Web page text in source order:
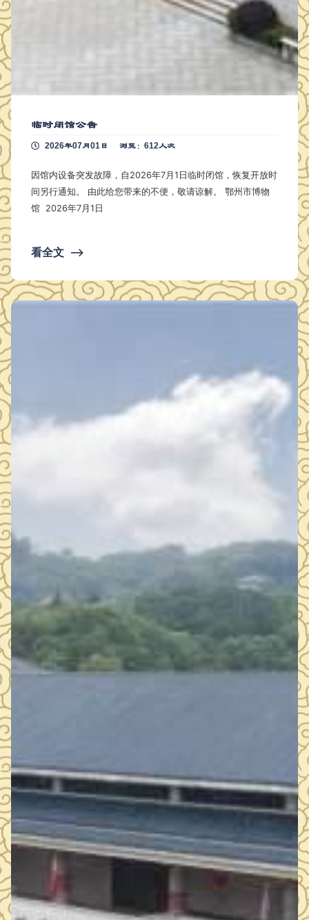
临时闭馆公告
2026年07月01日 浏览：612人次
因馆内设备突发故障，自2026年7月1日临时闭馆，恢复开放时
间另行通知。 由此给您带来的不便，敬请谅解。 鄂州市博物
馆 2026年7月1日
看全文 ⟶